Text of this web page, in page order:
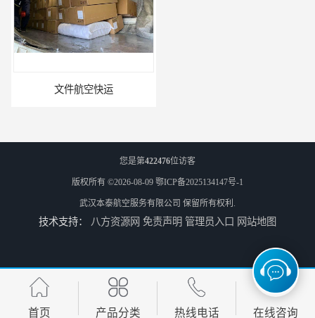
文件航空快运
武汉机场货运站电话 西宁航空物流
您是第422476位访客
版权所有 ©2026-08-09 鄂ICP备2025134147号-1
武汉本泰航空服务有限公司 保留所有权利.
技术支持： 八方资源网 免责声明 管理员入口 网站地图
首页 产品分类 热线电话 在线咨询